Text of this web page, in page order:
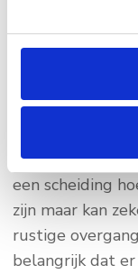
Of birdnesting
vooral goed als
te
leven.
een tweede
een scheiding
zijn maar kan
rustige
belangrijk dat